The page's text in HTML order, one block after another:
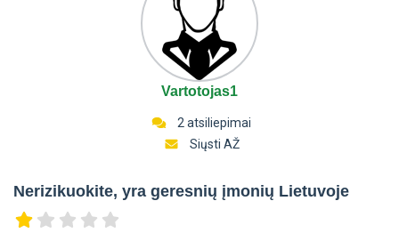
Vartotojas1
2 atsiliepimai
Siųsti AŽ
Nerizikuokite, yra geresnių įmonių Lietuvoje